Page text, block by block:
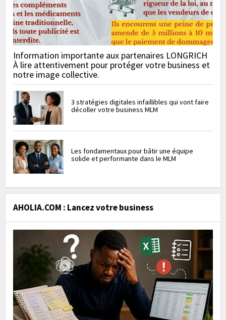
Information importante aux partenaires LONGRICH
À lire attentivement pour protéger votre business et
notre image collective.
3 stratégies digitales infaillibles qui vont faire
décoller votre business MLM
Les fondamentaux pour bâtir une équipe
solide et performante dans le MLM
AHOLIA.COM : Lancez votre business